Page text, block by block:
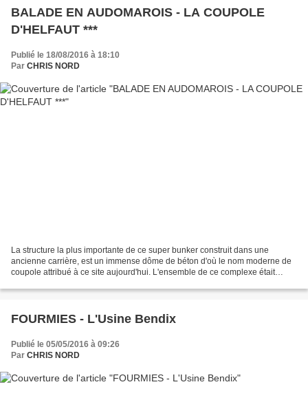
BALADE EN AUDOMAROIS - LA COUPOLE
D'HELFAUT ***
Publié le 18/08/2016 à 18:10
Par CHRIS NORD
La structure la plus importante de ce super bunker construit dans une
ancienne carrière, est un immense dôme de béton d'où le nom moderne de
coupole attribué à ce site aujourd'hui. L'ensemble de ce complexe était
FOURMIES - L'Usine Bendix
Publié le 05/05/2016 à 09:26
Par CHRIS NORD